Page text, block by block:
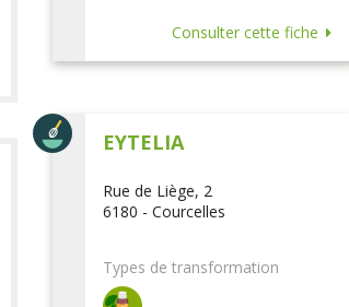
Consulter cette fiche
EYTELIA
Rue de Liège, 2
6180 - Courcelles
Types de transformation